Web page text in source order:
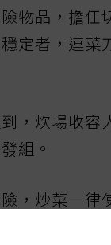
物品，擔任
定者，連菜
，炊場收容
組。
，炒菜一律
，作業者必